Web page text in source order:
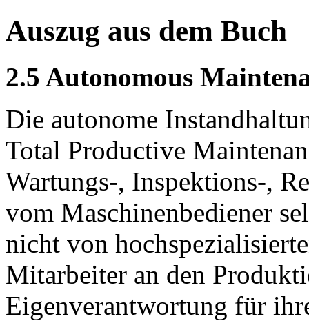
Auszug aus dem Buch
2.5 Autonomous
Die autonome
Total Productive
Wartungs-, Inspektions-,
vom Maschinenbediener
nicht von
Mitarbeiter an den
Eigenverantwortung für